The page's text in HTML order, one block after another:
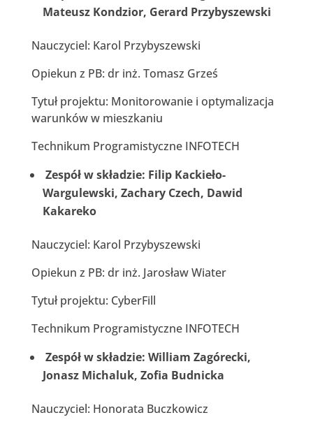
Mateusz Kondzior, Gerard Przybyszewski
Nauczyciel: Karol Przybyszewski
Opiekun z PB: dr inż. Tomasz Grześ
Tytuł projektu: Monitorowanie i optymalizacja
warunków w mieszkaniu
Technikum Programistyczne INFOTECH
Zespół w składzie: Filip Kackieło-
Wargulewski, Zachary Czech, Dawid
Kakareko
Nauczyciel: Karol Przybyszewski
Opiekun z PB: dr inż. Jarosław Wiater
Tytuł projektu: CyberFill
Technikum Programistyczne INFOTECH
Zespół w składzie: William Zagórecki,
Jonasz Michaluk, Zofia Budnicka
Nauczyciel: Honorata Buczkowicz